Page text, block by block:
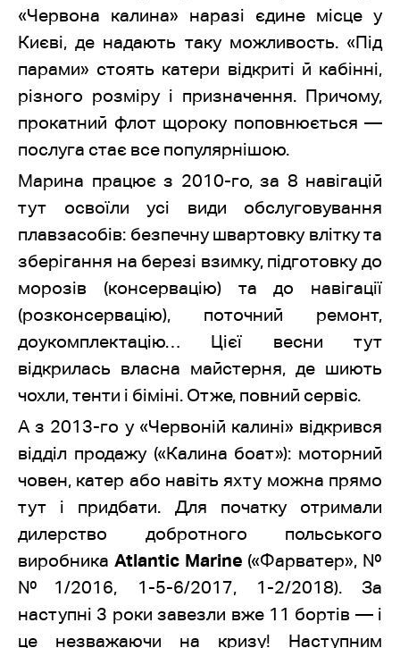
«Червона калина» наразі єдине місце у
Києві, де надають таку можливость. «Під
парами» стоять катери відкриті й кабінні,
різного розміру і призначення. Причому,
прокатний флот щороку поповнюється —
послуга стає все популярнішою.
Марина працює з 2010-го, за 8 навігацій
тут освоїли усі види обслуговування
плавзасобів: безпечну швартовку влітку та
зберігання на березі взимку, підготовку до
морозів (консервацію) та до навігації
(розконсервацію), поточний ремонт,
доукомплектацію… Цієї весни тут
відкрилась власна майстерня, де шиють
чохли, тенти і біміні. Отже, повний сервіс.
А з 2013-го у «Червоній калині» відкрився
відділ продажу («Калина боат»): моторний
човен, катер або навіть яхту можна прямо
тут і придбати. Для початку отримали
дилерство добротного польського
виробника Atlantic Marine («Фарватер», №
№1/2016, 1-5-6/2017, 1-2/2018). За
наступні 3 роки завезли вже 11 бортів — і
це незважаючи на кризу! Наступним